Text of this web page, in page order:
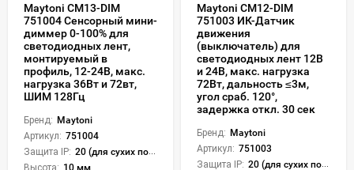
Maytoni CM13-DIM
751004 Сенсорный мини-
диммер 0-100% для
светодиодных лент,
монтируемый в
профиль, 12-24В, макс.
нагрузка 36Вт и 72вт,
ШИМ 128Гц
Бренд: Maytoni
Артикул: 751004
Защита IP: 20 (для сухих пом.)
Высота: 10 мм
Maytoni CM12-DIM
751003 ИК-Датчик
движения
(выключатель) для
светодиодных лент 12В
и 24В, макс. нагрузка
72Вт, дальность ≤3м,
угол сраб. 120°,
задержка откл. 30 сек
Бренд: Maytoni
Артикул: 751003
Защита IP: 20 (для сухих пом.)